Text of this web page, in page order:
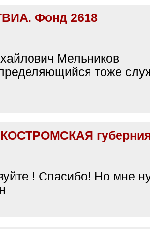
Фонд 2618
Мельников
тоже
! Спасибо! Но мне